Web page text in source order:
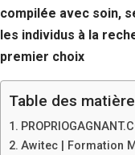
compilée avec soin,
les individus à la
premier choix
Table des
Awitec | Formation